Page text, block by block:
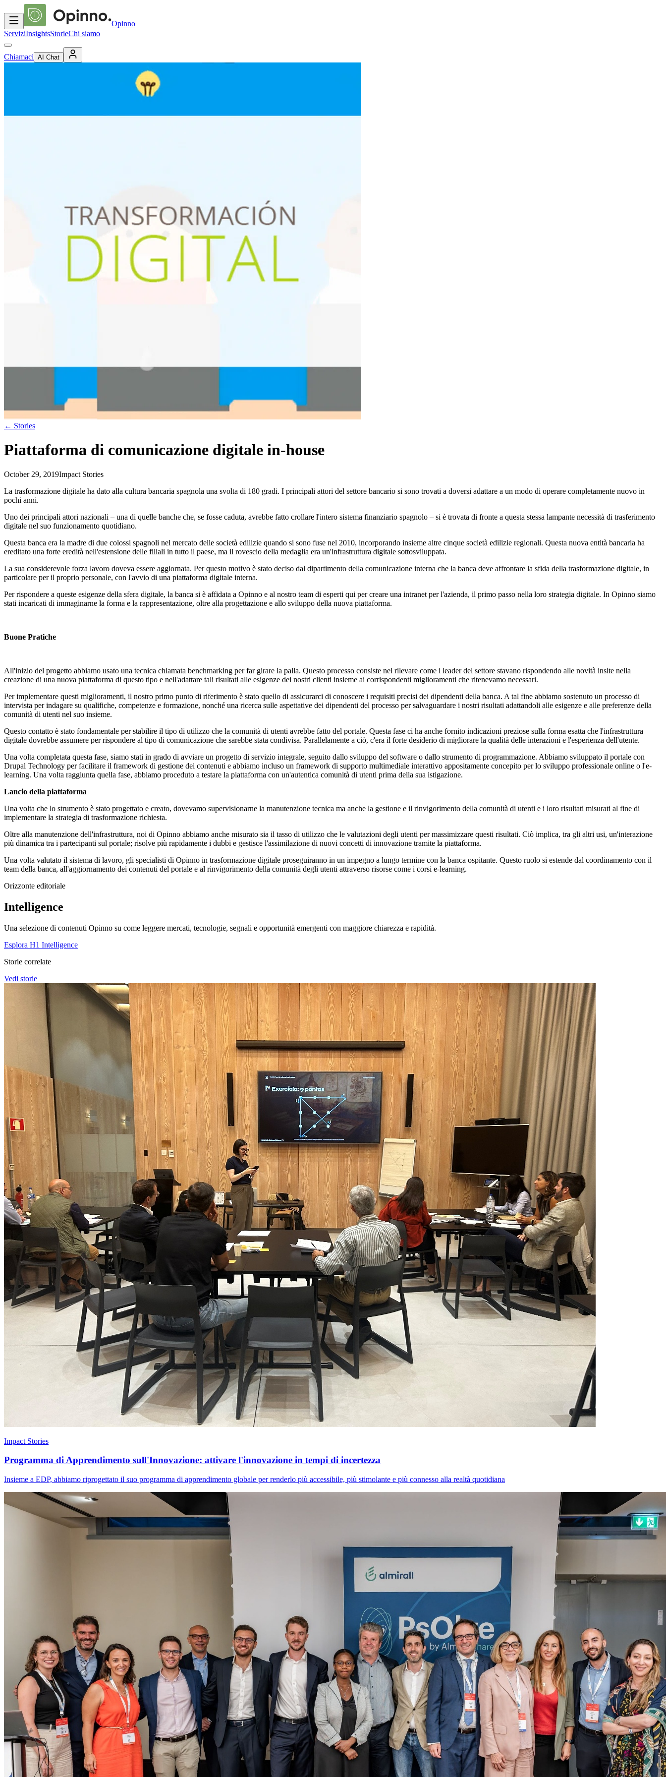
Opinno
ServiziInsightsStorieChi siamo
Chiamaci AI Chat
← Stories
Piattaforma di comunicazione digitale in-house
October 29, 2019Impact Stories
La trasformazione digitale ha dato alla cultura bancaria spagnola una svolta di 180 gradi. I principali attori del settore bancario si sono trovati a doversi adattare a un modo di operare completamente nuovo in
pochi anni.
Uno dei principali attori nazionali – una di quelle banche che, se fosse caduta, avrebbe fatto crollare l'intero sistema finanziario spagnolo – si è trovata di fronte a questa stessa lampante necessità di trasferimento
digitale nel suo funzionamento quotidiano.
Questa banca era la madre di due colossi spagnoli nel mercato delle società edilizie quando si sono fuse nel 2010, incorporando insieme altre cinque società edilizie regionali. Questa nuova entità bancaria ha
ereditato una forte eredità nell'estensione delle filiali in tutto il paese, ma il rovescio della medaglia era un'infrastruttura digitale sottosviluppata.
La sua considerevole forza lavoro doveva essere aggiornata. Per questo motivo è stato deciso dal dipartimento della comunicazione interna che la banca deve affrontare la sfida della trasformazione digitale, in
particolare per il proprio personale, con l'avvio di una piattaforma digitale interna.
Per rispondere a queste esigenze della sfera digitale, la banca si è affidata a Opinno e al nostro team di esperti qui per creare una intranet per l'azienda, il primo passo nella loro strategia digitale. In Opinno siamo
stati incaricati di immaginarne la forma e la rappresentazione, oltre alla progettazione e allo sviluppo della nuova piattaforma.
Buone Pratiche
All'inizio del progetto abbiamo usato una tecnica chiamata benchmarking per far girare la palla. Questo processo consiste nel rilevare come i leader del settore stavano rispondendo alle novità insite nella
creazione di una nuova piattaforma di questo tipo e nell'adattare tali risultati alle esigenze dei nostri clienti insieme ai corrispondenti miglioramenti che ritenevamo necessari.
Per implementare questi miglioramenti, il nostro primo punto di riferimento è stato quello di assicurarci di conoscere i requisiti precisi dei dipendenti della banca. A tal fine abbiamo sostenuto un processo di
intervista per indagare su qualifiche, competenze e formazione, nonché una ricerca sulle aspettative dei dipendenti del processo per salvaguardare i nostri risultati adattandoli alle esigenze e alle preferenze della
comunità di utenti nel suo insieme.
Questo contatto è stato fondamentale per stabilire il tipo di utilizzo che la comunità di utenti avrebbe fatto del portale. Questa fase ci ha anche fornito indicazioni preziose sulla forma esatta che l'infrastruttura
digitale dovrebbe assumere per rispondere al tipo di comunicazione che sarebbe stata condivisa. Parallelamente a ciò, c'era il forte desiderio di migliorare la qualità delle interazioni e l'esperienza dell'utente.
Una volta completata questa fase, siamo stati in grado di avviare un progetto di servizio integrale, seguito dallo sviluppo del software o dallo strumento di programmazione. Abbiamo sviluppato il portale con
Drupal Technology per facilitare il framework di gestione dei contenuti e abbiamo incluso un framework di supporto multimediale interattivo appositamente concepito per lo sviluppo professionale online o l'e-
learning. Una volta raggiunta quella fase, abbiamo proceduto a testare la piattaforma con un'autentica comunità di utenti prima della sua istigazione.
Lancio della piattaforma
Una volta che lo strumento è stato progettato e creato, dovevamo supervisionarne la manutenzione tecnica ma anche la gestione e il rinvigorimento della comunità di utenti e i loro risultati misurati al fine di
implementare la strategia di trasformazione richiesta.
Oltre alla manutenzione dell'infrastruttura, noi di Opinno abbiamo anche misurato sia il tasso di utilizzo che le valutazioni degli utenti per massimizzare questi risultati. Ciò implica, tra gli altri usi, un'interazione
più dinamica tra i partecipanti sul portale; risolve più rapidamente i dubbi e gestisce l'assimilazione di nuovi concetti di innovazione tramite la piattaforma.
Una volta valutato il sistema di lavoro, gli specialisti di Opinno in trasformazione digitale proseguiranno in un impegno a lungo termine con la banca ospitante. Questo ruolo si estende dal coordinamento con il
team della banca, all'aggiornamento dei contenuti del portale e al rinvigorimento della comunità degli utenti attraverso risorse come i corsi e-learning.
Orizzonte editoriale
Intelligence
Una selezione di contenuti Opinno su come leggere mercati, tecnologie, segnali e opportunità emergenti con maggiore chiarezza e rapidità.
Esplora H1 Intelligence
Storie correlate
Vedi storie
Impact Stories
Programma di Apprendimento sull'Innovazione: attivare l'innovazione in tempi di incertezza
Insieme a EDP, abbiamo riprogettato il suo programma di apprendimento globale per renderlo più accessibile, più stimolante e più connesso alla realtà quotidiana